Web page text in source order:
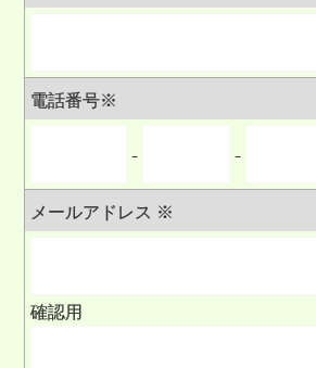
電話番号※
- -
メールアドレス ※
確認用